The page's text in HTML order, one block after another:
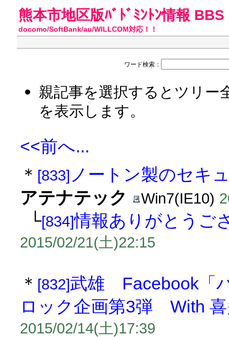
熊本市地区版ﾊﾞﾄﾞﾐﾝﾄﾝ情報 BBS
docomo/SoftBank/au/WILLCOM対応！！
ワード検索：
親記事を選択するとツリー
を表示します。
<<前へ...
＊ [833] ノートン製のセキ
アテナテック
Win7(IE10)
└[834]情報ありがとうご
2015/02/21(土)22:15
＊ [832]武雄 Facebook「
ロック企画第3弾 With
2015/02/14(土)17:39